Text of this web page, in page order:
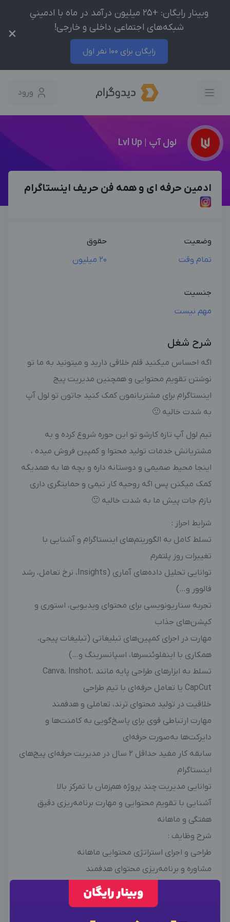
وبینار رایگان: +25 میلیون درآمد در ماه با ادمینیِ
شبکه‌های اجتماعی داخلی و خارجی!
رایگان برای 100 نفر اول
×
ورود
لول آپ | Lvl Up
ادمین حرفه ای و همه فن حریف اینستاگرام
وضعیت
تمام وقت
حقوق
20 میلیون
جنسیت
مهم نیست
شرح شغل
اگه احساس میکنید قلم خلاقی دارید و میتونید به ما تو
نوشتن تقویم محتوایی و همچنین مدیریت پیج
اینستاگرام برای مشتریانمون کمک کنید جاتون تو لول آپ
به شدت خالیه 🙂
تیم لول آپ تازه کارشو تو این حوره شروع کرده و به
مشتریانش خدمات تولید محتوا و کمپین فروش میده ،
اینجا محیط صمیمی و دوستانه داره و بچه ها به همدیگه
کمک میکنن پس اگه روحیه کار تیمی و حمایتگری داری
بازم جات پیش ما به شدت خالیه 🙂
شرایط احراز :
تسلط کامل به الگوریتم‌های اینستاگرام و آشنایی با
تغییرات روز پلتفرم
توانایی تحلیل داده‌های آماری (Insights، نرخ تعامل، رشد
فالوور و…)
تجربه سناریونویسی برای محتوای ویدیویی، استوری و
کپشن‌های جذاب
مهارت در اجرای کمپین‌های تبلیغاتی (تبلیغات پیجی،
همکاری با اینفلوئنسرها، اسپانسرینگ و…)
تسلط به ابزارهای طراحی پایه مانند Canva، Inshot،
CapCut یا تعامل حرفه‌ای با تیم طراحی
خلاقیت در تولید محتوای ترند، تعاملی و هدفمند
مهارت ارتباطی قوی برای پاسخ‌گویی به کامنت‌ها و
دایرکت‌ها به‌صورت حرفه‌ای
سابقه کار مفید حداقل 2 سال در مدیریت حرفه‌ای پیج‌های
اینستاگرام
توانایی مدیریت چند پروژه هم‌زمان با تمرکز بالا
آشنایی با تقویم محتوایی و مهارت برنامه‌ریزی دقیق
هفتگی و ماهانه
شرح وظایف :
طراحی و اجرای استراتژی محتوایی ماهانه
مشاوره و برنامه‌ریزی محتوای هدفمند
نگارش سناریو برای ویدیوها و استوری‌های تعاملی
اجرای تبلیغات هدفمند (Ad Management)
وارد حساب کاربری شوید